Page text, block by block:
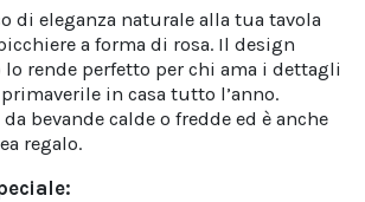
di eleganza naturale alla tua tavola
a forma di rosa. Il design
rende perfetto per chi ama i dettagli
in casa tutto l’anno.
bevande calde o fredde ed è anche
regalo.